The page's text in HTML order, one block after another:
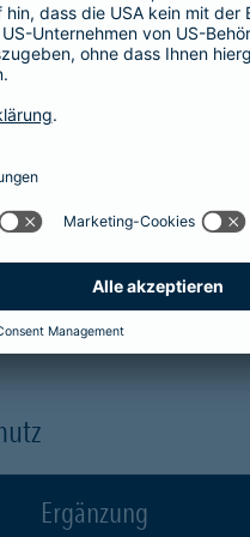
("Chefarztbehandlung")
Ergänzung